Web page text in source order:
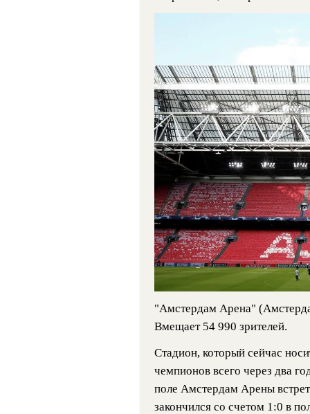
"Амстердам Арена"
Вмещает 54 990 зрителей.
Стадион, который сейчас
чемпионов всего через два
поле Амстердам Арены
закончился со счетом 1:0 в